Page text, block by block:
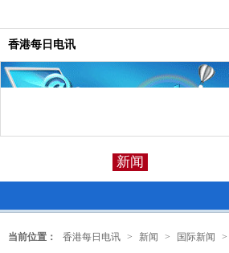
香港每日电讯
新闻
当前位置： 香港每日电讯 > 新闻 > 国际新闻 >